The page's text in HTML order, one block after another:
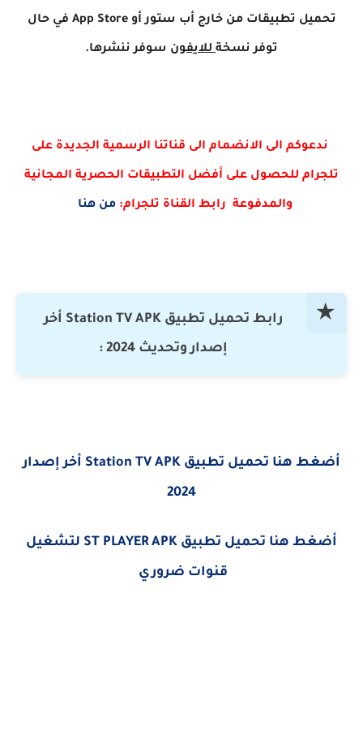
تحميل تطبيقات من خارج أب ستور أو App Store في حال
توفرنسخةللايفون سوفر ننشرها.
ندعوكم الى الانضمام الى قناتنا الرسمية الجديدة على
تلجرام للحصول على أفضل التطبيقات الحصرية المجانية
والمدفوعة رابط القناة تلجرام:من هنا
رابط تحميل تطبيق Station TV APK أخر
إصدار وتحديث 2024 :
أضغط هنا تحميل تطبيق Station TV APK أخر إصدار
2024
أضغط هنا تحميل تطبيق PLAYER APK لتشغيل
قنوات ضروري